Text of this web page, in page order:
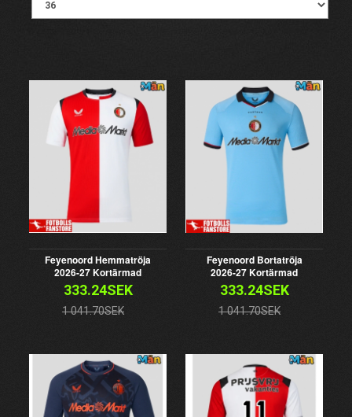
Feyenoord Hemmatröja
2026-27 Kortärmad
333.24SEK
1 041.70SEK
Feyenoord Bortatröja
2026-27 Kortärmad
333.24SEK
1 041.70SEK